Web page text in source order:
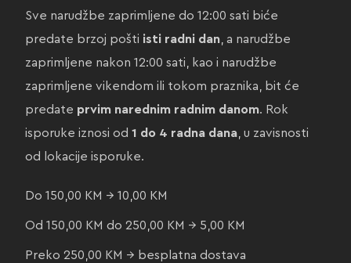
Sve narudžbe zaprimljene do 12:00 sati biće
predate brzoj pošti isti radni dan, a narudžbe
zaprimljene nakon 12:00 sati, kao i narudžbe
zaprimljene vikendom ili tokom praznika, bit će
predate prvim narednim radnim danom. Rok
isporuke iznosi od 1 do 4 radna dana, u zavisnosti
od lokacije isporuke.
Do 150,00 KM → 10,00 KM
Od 150,00 KM do 250,00 KM → 5,00 KM
Preko 250,00 KM → besplatna dostava